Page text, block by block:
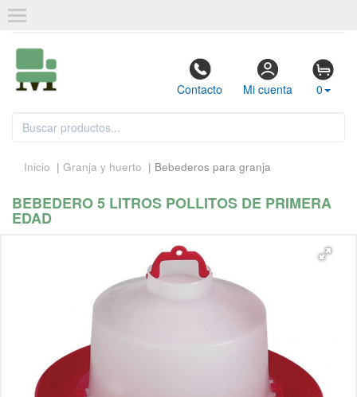
Contacto Mi cuenta 0
Inicio | Granja y huerto | Bebederos para granja
BEBEDERO 5 LITROS POLLITOS DE PRIMERA
EDAD